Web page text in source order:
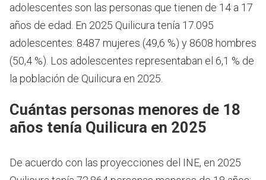
adolescentes son las personas que tienen de 14 a 17
años de edad. En 2025 Quilicura tenía 17.095
adolescentes: 8487 mujeres (49,6 %) y 8608 hombres
(50,4 %). Los adolescentes representaban el 6,1 % de
la población de Quilicura en 2025.
Cuántas personas menores de 18
años tenía Quilicura en 2025
De acuerdo con las proyecciones del INE, en 2025